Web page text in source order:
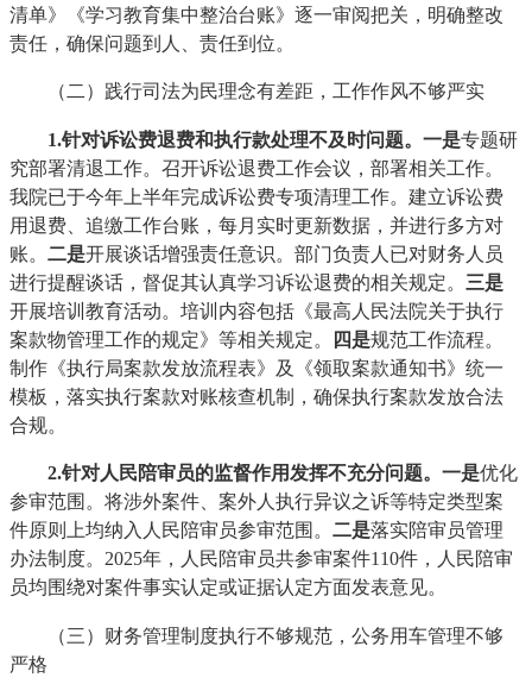
清单》《学习教育集中整治台账》逐一审阅把关，明确整改
责任，确保问题到人、责任到位。
（二）践行司法为民理念有差距，工作作风不够严实
1.针对诉讼费退费和执行款处理不及时问题。一是专题研
究部署清退工作。召开诉讼退费工作会议，部署相关工作。
我院已于今年上半年完成诉讼费专项清理工作。建立诉讼费
用退费、追缴工作台账，每月实时更新数据，并进行多方对
账。二是开展谈话增强责任意识。部门负责人已对财务人员
进行提醒谈话，督促其认真学习诉讼退费的相关规定。三是
开展培训教育活动。培训内容包括《最高人民法院关于执行
案款物管理工作的规定》等相关规定。 四是规范工作流程。
制作《执行局案款发放流程表》及《领取案款通知书》统一
模板，落实执行案款对账核查机制，确保执行案款发放合法
合规。
2.针对人民陪审员的监督作用发挥不充分问题。一是优化
参审范围。将涉外案件、案外人执行异议之诉等特定类型案
件原则上均纳入人民陪审员参审范围。二是落实陪审员管理
办法制度。2025年，人民陪审员共参审案件110件，人民陪审
员均围绕对案件事实认定或证据认定方面发表意见。
（三）财务管理制度执行不够规范，公务用车管理不够
严格